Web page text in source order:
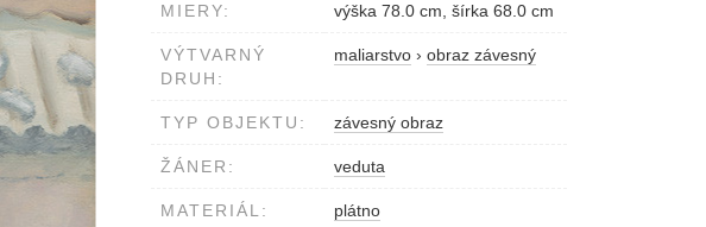
MIERY: výška 78.0 cm, šírka 68.0 cm
VÝTVARNÝ
DRUH:
maliarstvo › obraz závesný
TYP OBJEKTU: závesný obraz
ŽÁNER: veduta
MATERIÁL: plátno